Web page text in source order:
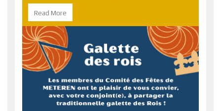
Read More